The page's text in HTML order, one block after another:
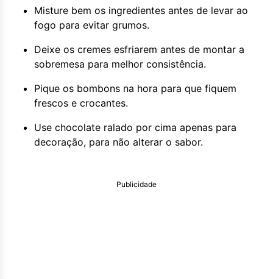
Misture bem os ingredientes antes de levar ao
fogo para evitar grumos.
Deixe os cremes esfriarem antes de montar a
sobremesa para melhor consistência.
Pique os bombons na hora para que fiquem
frescos e crocantes.
Use chocolate ralado por cima apenas para
decoração, para não alterar o sabor.
Publicidade